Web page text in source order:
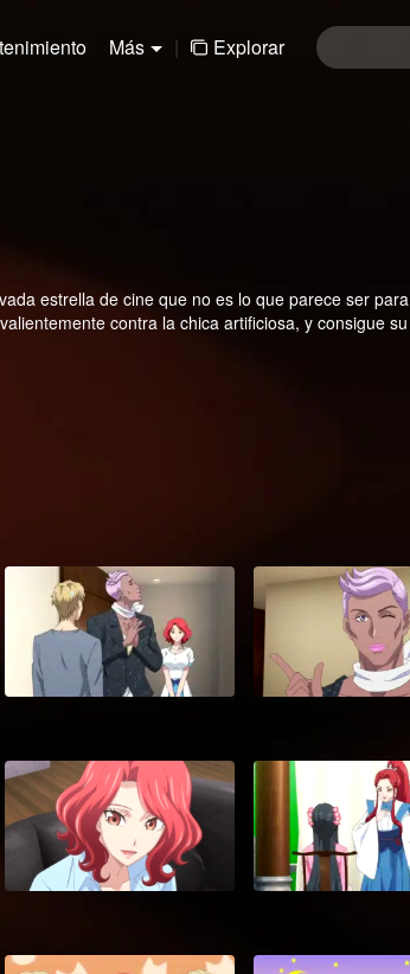
Más | Explorar
estrella de cine que no es lo que parece ser para
contra la chica artificiosa, y consigue su